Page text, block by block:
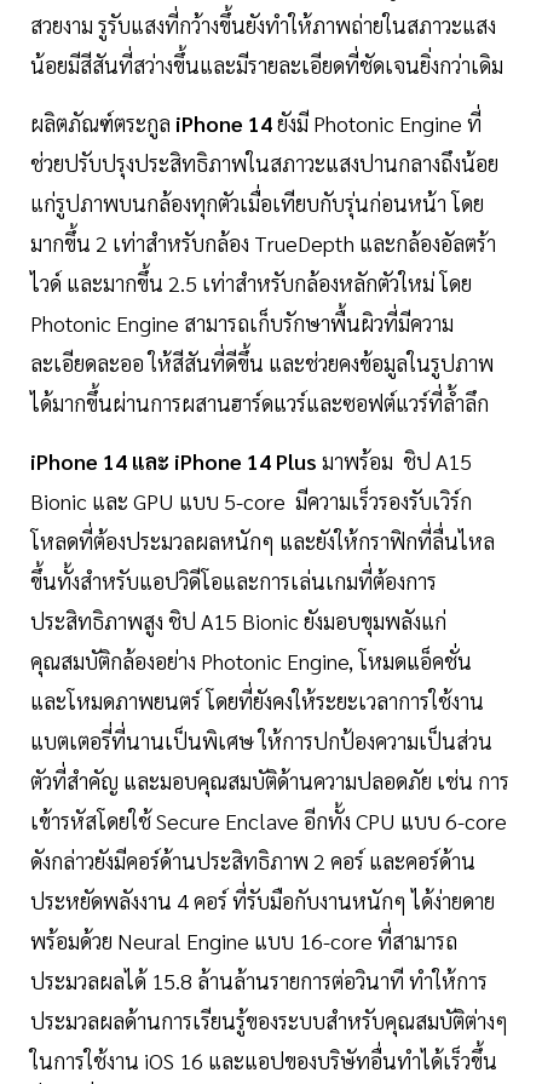
สวยงาม รูรับแสงที่กว้างขึ้นยังทำให้ภาพถ่ายในสภาวะแสง
น้อยมีสีสันที่สว่างขึ้นและมีรายละเอียดที่ชัดเจนยิ่งกว่าเดิม
ผลิตภัณฑ์ตระกูล iPhone 14ยังมี Photonic Engine ที่
ช่วยปรับปรุงประสิทธิภาพในสภาวะแสงปานกลางถึงน้อย
แก่รูปภาพบนกล้องทุกตัวเมื่อเทียบกับรุ่นก่อนหน้า โดย
มากขึ้น 2 เท่าสำหรับกล้อง TrueDepth และกล้องอัลตร้า
ไวด์ และมากขึ้น 2.5 เท่าสำหรับกล้องหลักตัวใหม่ โดย
Photonic Engine สามารถเก็บรักษาพื้นผิวที่มีความ
ละเอียดละออ ให้สีสันที่ดีขึ้น และช่วยคงข้อมูลในรูปภาพ
ได้มากขึ้นผ่านการผสานฮาร์ดแวร์และซอฟต์แวร์ที่ล้ำลึก
iPhone 14 และ iPhone 14 Plus มาพร้อม ชิป A15
Bionic และ GPU แบบ 5-core มีความเร็วรองรับเวิร์ก
โหลดที่ต้องประมวลผลหนักๆ และยังให้กราฟิกที่ลื่นไหล
ขึ้นทั้งสำหรับแอปวิดีโอและการเล่นเกมที่ต้องการ
ประสิทธิภาพสูง ชิป A15 Bionic ยังมอบขุมพลังแก่
คุณสมบัติกล้องอย่าง Photonic Engine, โหมดแอ็คชั่น
และโหมดภาพยนตร์ โดยที่ยังคงให้ระยะเวลาการใช้งาน
แบตเตอรี่ที่นานเป็นพิเศษ ให้การปกป้องความเป็นส่วน
ตัวที่สำคัญ และมอบคุณสมบัติด้านความปลอดภัย เช่น การ
เข้ารหัสโดยใช้ Secure Enclave อีกทั้ง CPU แบบ 6-core
ดังกล่าวยังมีคอร์ด้านประสิทธิภาพ 2 คอร์ และคอร์ด้าน
ประหยัดพลังงาน 4 คอร์ ที่รับมือกับงานหนักๆ ได้ง่ายดาย
พร้อมด้วย Neural Engine แบบ 16-core ที่สามารถ
ประมวลผลได้ 15.8 ล้านล้านรายการต่อวินาที ทำให้การ
ประมวลผลด้านการเรียนรู้ของระบบสำหรับคุณสมบัติต่างๆ
ในการใช้งาน iOS 16 และแอปของบริษัทอื่นทำได้เร็วขึ้น